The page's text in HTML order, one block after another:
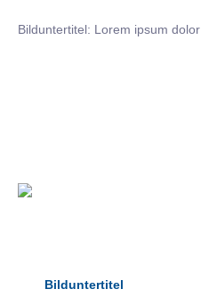
Bilduntertitel: Lorem ipsum dolor
Bilduntertitel